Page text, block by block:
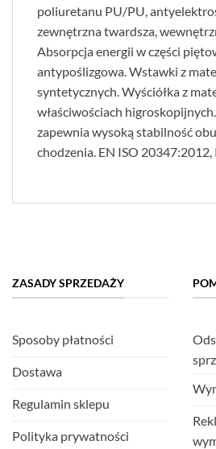
poliuretanu PU/PU,
zewnętrzna twardsza,
Absorpcja energii w części
antypoślizgowa. Wstawki z
syntetycznych. Wyściółka z
właściwościach
zapewnia wysoką stabilność
chodzenia. EN ISO
ZASADY SPRZEDAŻY
Sposoby płatności
Dostawa
Regulamin sklepu
Polityka prywatności